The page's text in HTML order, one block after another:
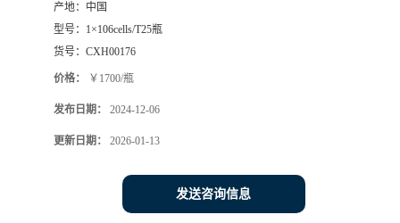
产地： 中国
型号： 1×106cells/T25瓶
货号： CXH00176
价格： ￥1700/瓶
发布日期： 2024-12-06
更新日期： 2026-01-13
发送咨询信息